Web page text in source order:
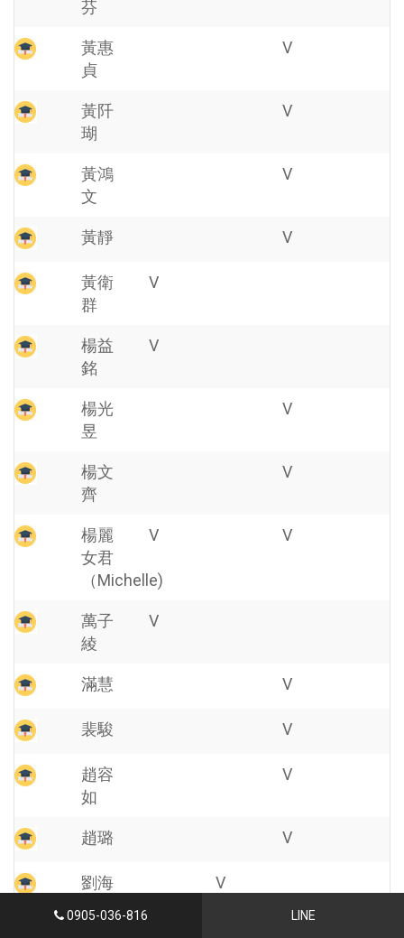
芬
黃惠
貞
V
黃阡
瑚
V
黃鴻
文
V
黃靜 V
黃衛
群
V
楊益
銘
V
楊光
昱
V
楊文
齊
V
楊麗
女君
（Michelle)
V V
萬子
綾
V
滿慧 V
裴駿 V
趙容
如
V
趙璐 V
劉海
櫻
V
0905-036-816 LINE